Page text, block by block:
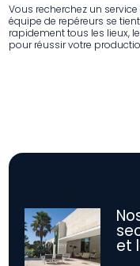
Vous recherchez un service
équipe de repéreurs se
rapidement tous les lieux,
pour réussir votre
et